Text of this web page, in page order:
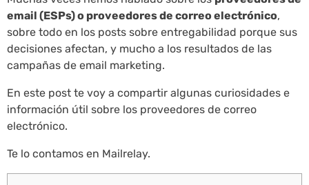
email (ESPs) o proveedores de correo electrónico,
sobre todo en los posts sobre entregabilidad porque sus
decisiones afectan, y mucho a los resultados de las
campañas de email marketing.
En este post te voy a compartir algunas curiosidades e
información útil sobre los proveedores de correo
electrónico.
Te lo contamos en Mailrelay.